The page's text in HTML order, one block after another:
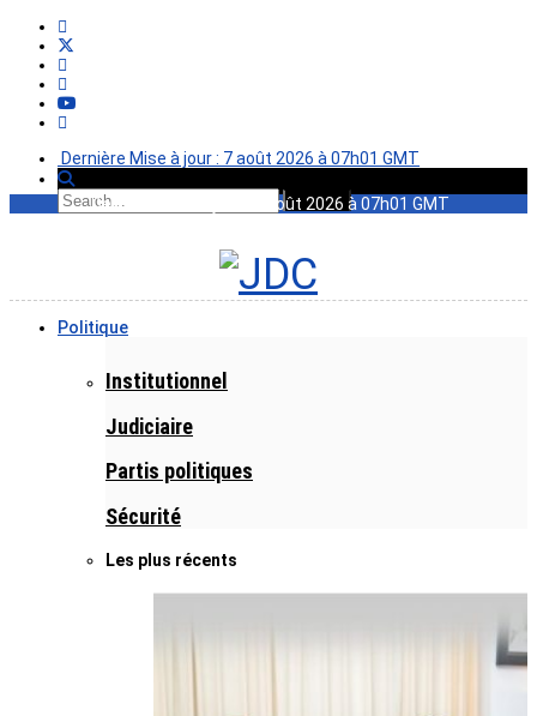
Dernière Mise à jour : 7 août 2026 à 07h01 GMT
Dernière Mise à jour : 7 août 2026 à 07h01 GMT
Politique
Institutionnel
Judiciaire
Partis politiques
Sécurité
Les plus récents